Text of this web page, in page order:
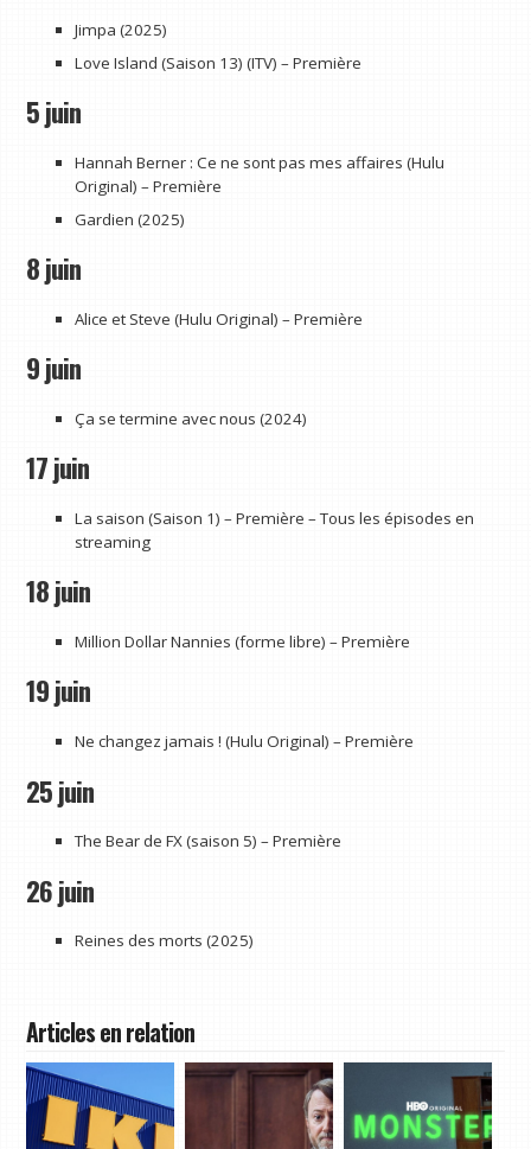
Jimpa (2025)
Love Island (Saison 13) (ITV) – Première
5 juin
Hannah Berner : Ce ne sont pas mes affaires (Hulu
Original) – Première
Gardien (2025)
8 juin
Alice et Steve (Hulu Original) – Première
9 juin
Ça se termine avec nous (2024)
17 juin
La saison (Saison 1) – Première – Tous les épisodes en
streaming
18 juin
Million Dollar Nannies (forme libre) – Première
19 juin
Ne changez jamais ! (Hulu Original) – Première
25 juin
The Bear de FX (saison 5) – Première
26 juin
Reines des morts (2025)
Articles en relation